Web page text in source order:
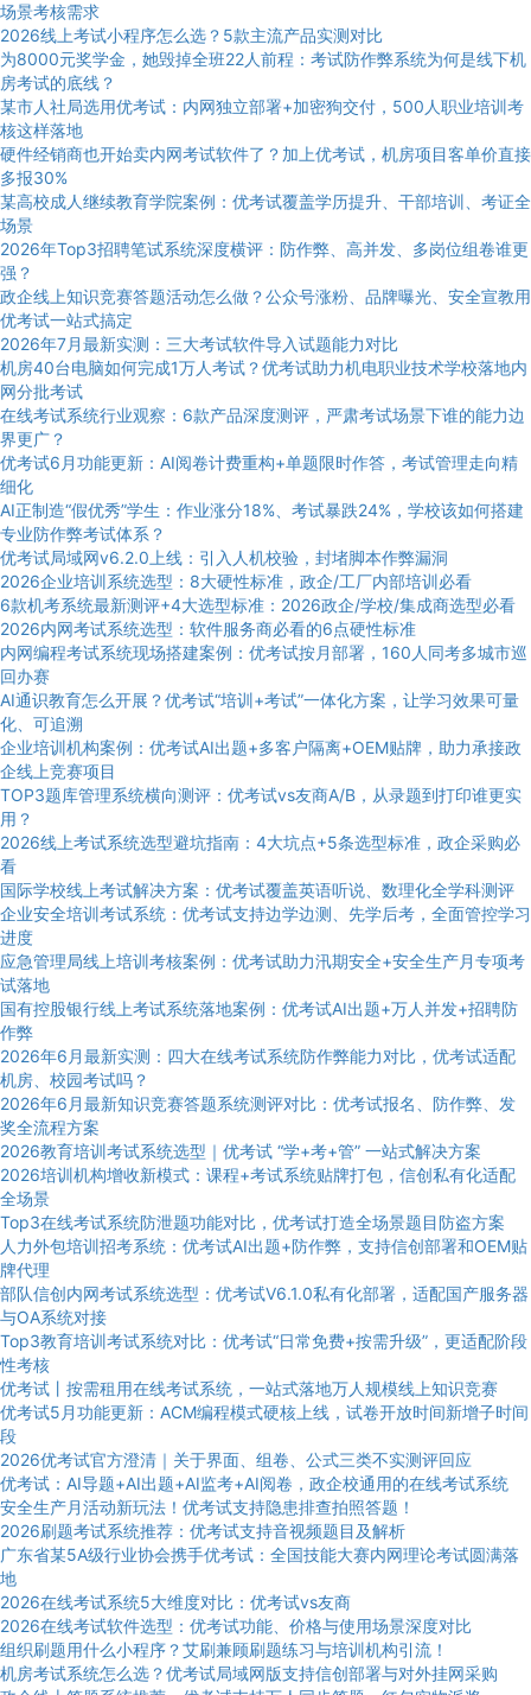
场景考核需求
2026线上考试小程序怎么选？5款主流产品实测对比
为8000元奖学金，她毁掉全班22人前程：考试防作弊系统为何是线下机
房考试的底线？
某市人社局选用优考试：内网独立部署+加密狗交付，500人职业培训考
核这样落地
硬件经销商也开始卖内网考试软件了？加上优考试，机房项目客单价直接
多报30%
某高校成人继续教育学院案例：优考试覆盖学历提升、干部培训、考证全
场景
2026年Top3招聘笔试系统深度横评：防作弊、高并发、多岗位组卷谁更
强？
政企线上知识竞赛答题活动怎么做？公众号涨粉、品牌曝光、安全宣教用
优考试一站式搞定
2026年7月最新实测：三大考试软件导入试题能力对比
机房40台电脑如何完成1万人考试？优考试助力机电职业技术学校落地内
网分批考试
在线考试系统行业观察：6款产品深度测评，严肃考试场景下谁的能力边
界更广？
优考试6月功能更新：AI阅卷计费重构+单题限时作答，考试管理走向精
细化
AI正制造“假优秀”学生：作业涨分18%、考试暴跌24%，学校该如何搭建
专业防作弊考试体系？
优考试局域网v6.2.0上线：引入人机校验，封堵脚本作弊漏洞
2026企业培训系统选型：8大硬性标准，政企/工厂内部培训必看
6款机考系统最新测评+4大选型标准：2026政企/学校/集成商选型必看
2026内网考试系统选型：软件服务商必看的6点硬性标准
内网编程考试系统现场搭建案例：优考试按月部署，160人同考多城市巡
回办赛
AI通识教育怎么开展？优考试“培训+考试”一体化方案，让学习效果可量
化、可追溯
企业培训机构案例：优考试AI出题+多客户隔离+OEM贴牌，助力承接政
企线上竞赛项目
TOP3题库管理系统横向测评：优考试vs友商A/B，从录题到打印谁更实
用？
2026线上考试系统选型避坑指南：4大坑点+5条选型标准，政企采购必
看
国际学校线上考试解决方案：优考试覆盖英语听说、数理化全学科测评
企业安全培训考试系统：优考试支持边学边测、先学后考，全面管控学习
进度
应急管理局线上培训考核案例：优考试助力汛期安全+安全生产月专项考
试落地
国有控股银行线上考试系统落地案例：优考试AI出题+万人并发+招聘防
作弊
2026年6月最新实测：四大在线考试系统防作弊能力对比，优考试适配
机房、校园考试吗？
2026年6月最新知识竞赛答题系统测评对比：优考试报名、防作弊、发
奖全流程方案
2026教育培训考试系统选型｜优考试 “学+考+管” 一站式解决方案
2026培训机构增收新模式：课程+考试系统贴牌打包，信创私有化适配
全场景
Top3在线考试系统防泄题功能对比，优考试打造全场景题目防盗方案
人力外包培训招考系统：优考试AI出题+防作弊，支持信创部署和OEM贴
牌代理
部队信创内网考试系统选型：优考试V6.1.0私有化部署，适配国产服务器
与OA系统对接
Top3教育培训考试系统对比：优考试“日常免费+按需升级”，更适配阶段
性考核
优考试丨按需租用在线考试系统，一站式落地万人规模线上知识竞赛
优考试5月功能更新：ACM编程模式硬核上线，试卷开放时间新增子时间
段
2026优考试官方澄清｜关于界面、组卷、公式三类不实测评回应
优考试：AI导题+AI出题+AI监考+AI阅卷，政企校通用的在线考试系统
安全生产月活动新玩法！优考试支持隐患排查拍照答题！
2026刷题考试系统推荐：优考试支持音视频题目及解析
广东省某5A级行业协会携手优考试：全国技能大赛内网理论考试圆满落
地
2026在线考试系统5大维度对比：优考试vs友商
2026在线考试软件选型：优考试功能、价格与使用场景深度对比
组织刷题用什么小程序？艾刷兼顾刷题练习与培训机构引流！
机房考试系统怎么选？优考试局域网版支持信创部署与对外挂网采购